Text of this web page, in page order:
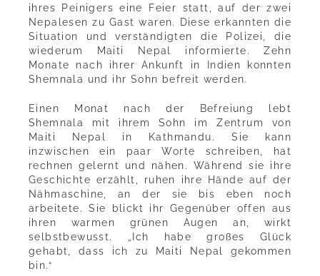
ihres Peinigers eine Feier statt, auf der zwei
Nepalesen zu Gast waren. Diese erkannten die
Situation und verständigten die Polizei, die
wiederum Maiti Nepal informierte. Zehn
Monate nach ihrer Ankunft in Indien konnten
Shemnala und ihr Sohn befreit werden.
Einen Monat nach der Befreiung lebt
Shemnala mit ihrem Sohn im Zentrum von
Maiti Nepal in Kathmandu. Sie kann
inzwischen ein paar Worte schreiben, hat
rechnen gelernt und nähen. Während sie ihre
Geschichte erzählt, ruhen ihre Hände auf der
Nähmaschine, an der sie bis eben noch
arbeitete. Sie blickt ihr Gegenüber offen aus
ihren warmen grünen Augen an, wirkt
selbstbewusst. „Ich habe großes Glück
gehabt, dass ich zu Maiti Nepal gekommen
bin.“